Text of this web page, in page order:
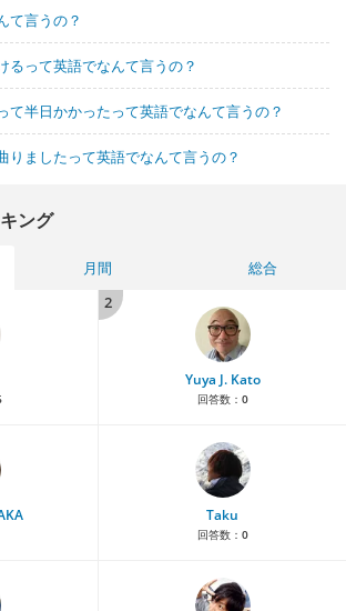
て言うの？
るって英語でなんて言うの？
て半日かかったって英語でなんて言うの？
りましたって英語でなんて言うの？
ング
月間
総合
2
Yuya J. Kato
回答数： 0
Taku
回答数： 0